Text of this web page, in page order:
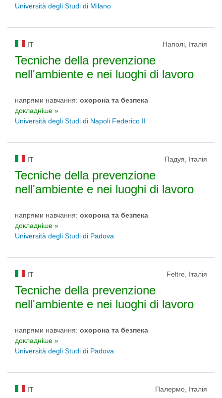
Università degli Studi di Milano
IT Наполі, Італія
Tecniche della prevenzione
nell'ambiente e nei luoghi di lavoro
напрями навчання: охорона та безпека
докладніше »
Università degli Studi di Napoli Federico II
IT Падуя, Італія
Tecniche della prevenzione
nell'ambiente e nei luoghi di lavoro
напрями навчання: охорона та безпека
докладніше »
Università degli Studi di Padova
IT Feltre, Італія
Tecniche della prevenzione
nell'ambiente e nei luoghi di lavoro
напрями навчання: охорона та безпека
докладніше »
Università degli Studi di Padova
IT Палермо, Італія